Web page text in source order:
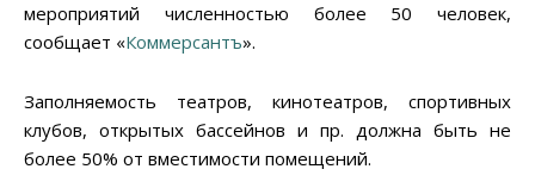
мероприятий численностью более 50 человек,
сообщает «Коммерсантъ».
Заполняемость театров, кинотеатров, спортивных
клубов, открытых бассейнов и пр. должна быть не
более 50% от вместимости помещений.